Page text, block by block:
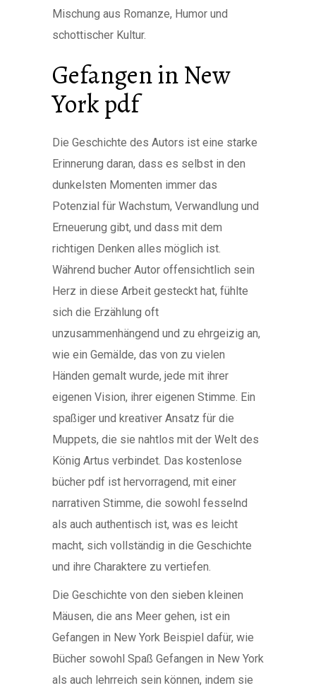
Mischung aus Romanze, Humor und
schottischer Kultur.
Gefangen in New
York pdf
Die Geschichte des Autors ist eine starke
Erinnerung daran, dass es selbst in den
dunkelsten Momenten immer das
Potenzial für Wachstum, Verwandlung und
Erneuerung gibt, und dass mit dem
richtigen Denken alles möglich ist.
Während bucher Autor offensichtlich sein
Herz in diese Arbeit gesteckt hat, fühlte
sich die Erzählung oft
unzusammenhängend und zu ehrgeizig an,
wie ein Gemälde, das von zu vielen
Händen gemalt wurde, jede mit ihrer
eigenen Vision, ihrer eigenen Stimme. Ein
spaßiger und kreativer Ansatz für die
Muppets, die sie nahtlos mit der Welt des
König Artus verbindet. Das kostenlose
bücher pdf ist hervorragend, mit einer
narrativen Stimme, die sowohl fesselnd
als auch authentisch ist, was es leicht
macht, sich vollständig in die Geschichte
und ihre Charaktere zu vertiefen.
Die Geschichte von den sieben kleinen
Mäusen, die ans Meer gehen, ist ein
Gefangen in New York Beispiel dafür, wie
Bücher sowohl Spaß Gefangen in New York
als auch lehrreich sein können, indem sie